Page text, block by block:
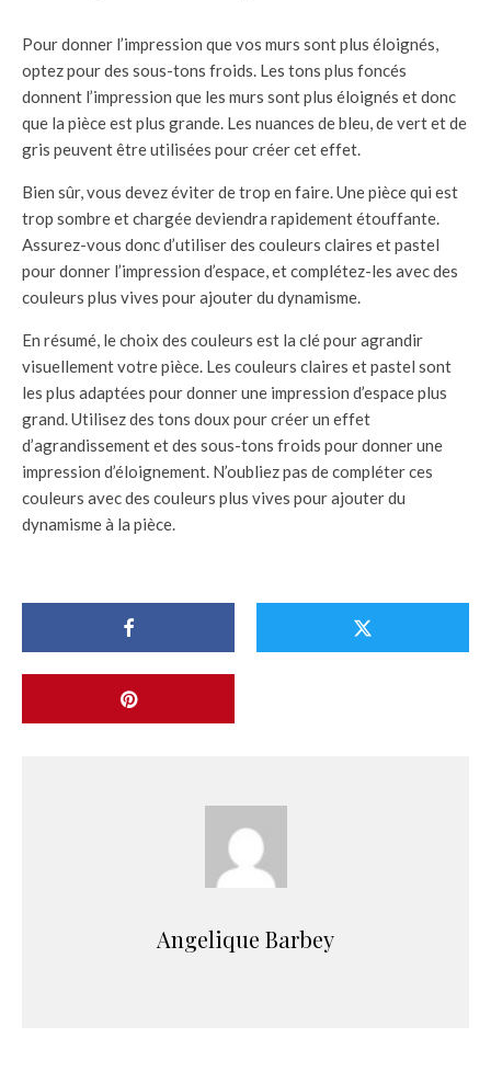
Pour donner l’impression que vos murs sont plus éloignés,
optez pour des sous-tons froids. Les tons plus foncés
donnent l’impression que les murs sont plus éloignés et donc
que la pièce est plus grande. Les nuances de bleu, de vert et de
gris peuvent être utilisées pour créer cet effet.
Bien sûr, vous devez éviter de trop en faire. Une pièce qui est
trop sombre et chargée deviendra rapidement étouffante.
Assurez-vous donc d’utiliser des couleurs claires et pastel
pour donner l’impression d’espace, et complétez-les avec des
couleurs plus vives pour ajouter du dynamisme.
En résumé, le choix des couleurs est la clé pour agrandir
visuellement votre pièce. Les couleurs claires et pastel sont
les plus adaptées pour donner une impression d’espace plus
grand. Utilisez des tons doux pour créer un effet
d’agrandissement et des sous-tons froids pour donner une
impression d’éloignement. N’oubliez pas de compléter ces
couleurs avec des couleurs plus vives pour ajouter du
dynamisme à la pièce.
Angelique Barbey